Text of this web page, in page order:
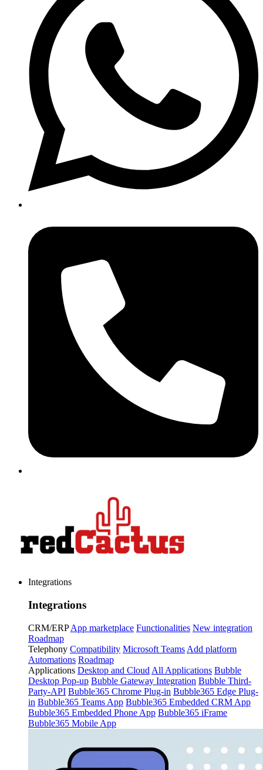
Integrations
Integrations
CRM/ERP App marketplace Functionalities New integration
Roadmap
Telephony Compatibility Microsoft Teams Add platform
Automations Roadmap
Applications Desktop and Cloud All Applications Bubble
Desktop Pop-up Bubble Gateway Integration Bubble Third-
Party-API Bubble365 Chrome Plug-in Bubble365 Edge Plug-
in Bubble365 Teams App Bubble365 Embedded CRM App
Bubble365 Embedded Phone App Bubble365 iFrame
Bubble365 Mobile App